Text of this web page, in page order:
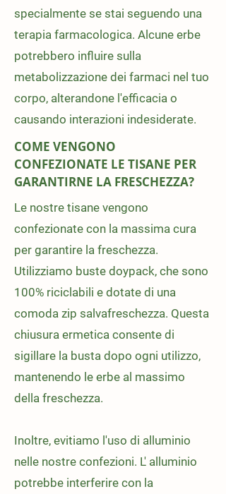
specialmente se stai seguendo una
terapia farmacologica. Alcune erbe
potrebbero influire sulla
metabolizzazione dei farmaci nel tuo
corpo, alterandone l'efficacia o
causando interazioni indesiderate.
COME VENGONO
CONFEZIONATE LE TISANE PER
GARANTIRNE LA FRESCHEZZA?
Le nostre tisane vengono
confezionate con la massima cura
per garantire la freschezza.
Utilizziamo buste doypack, che sono
100% riciclabili e dotate di una
comoda zip salvafreschezza. Questa
chiusura ermetica consente di
sigillare la busta dopo ogni utilizzo,
mantenendo le erbe al massimo
della freschezza.
Inoltre, evitiamo l'uso di alluminio
nelle nostre confezioni. L' alluminio
potrebbe interferire con la